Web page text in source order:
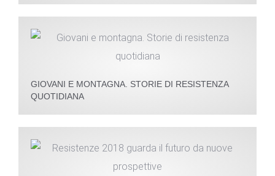
GIOVANI E MONTAGNA. STORIE DI RESISTENZA
QUOTIDIANA